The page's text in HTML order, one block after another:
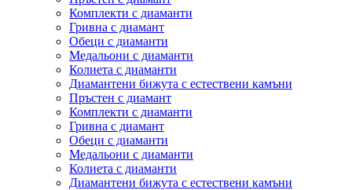
Комплекти с диаманти
Гривнa с диамант
Обеци с диаманти
Медальони с диаманти
Колиета с диаманти
Диамантени бижута с естествени камъни
Пръстен с диамант
Комплекти с диаманти
Гривнa с диамант
Обеци с диаманти
Медальони с диаманти
Колиета с диаманти
Диамантени бижута с естествени камъни